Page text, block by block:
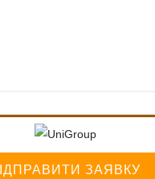
Спосіб
ЗАЯВКУ